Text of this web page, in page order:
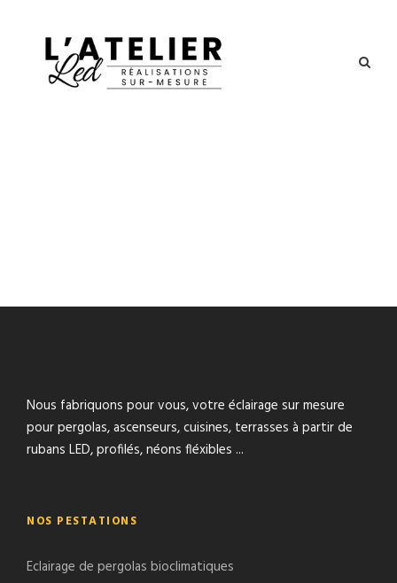
Nous fabriquons pour vous, votre éclairage sur mesure
pour pergolas, ascenseurs, cuisines, terrasses à partir de
rubans LED, profilés, néons fléxibles ...
NOS PESTATIONS
Eclairage de pergolas bioclimatiques